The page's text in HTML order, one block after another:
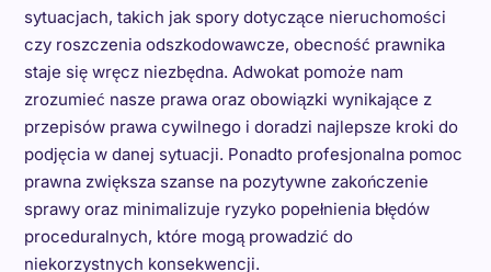
sytuacjach, takich jak spory dotyczące nieruchomości
czy roszczenia odszkodowawcze, obecność prawnika
staje się wręcz niezbędna. Adwokat pomoże nam
zrozumieć nasze prawa oraz obowiązki wynikające z
przepisów prawa cywilnego i doradzi najlepsze kroki do
podjęcia w danej sytuacji. Ponadto profesjonalna pomoc
prawna zwiększa szanse na pozytywne zakończenie
sprawy oraz minimalizuje ryzyko popełnienia błędów
proceduralnych, które mogą prowadzić do
niekorzystnych konsekwencji.